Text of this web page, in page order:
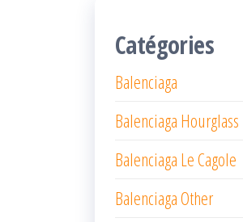
Catégories
Balenciaga
Balenciaga Hourglass
Balenciaga Le Cagole
Balenciaga Other